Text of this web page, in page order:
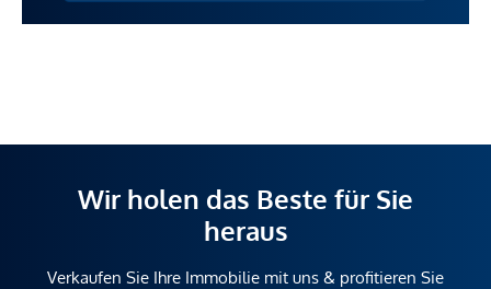
Wir holen das Beste für Sie
heraus
Verkaufen Sie Ihre Immobilie mit uns & profitieren Sie